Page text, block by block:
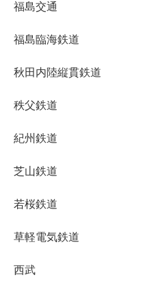
福島交通
福島臨海鉄道
秋田内陸縦貫鉄道
秩父鉄道
紀州鉄道
芝山鉄道
若桜鉄道
草軽電気鉄道
西武